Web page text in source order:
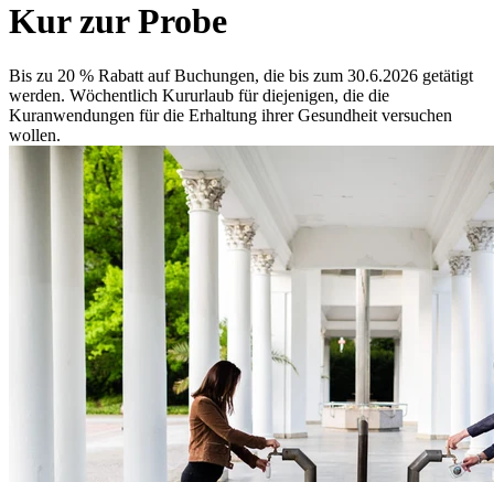
Kur zur Probe
Bis zu 20 % Rabatt auf Buchungen, die bis zum 30.6.2026 getätigt
werden. Wöchentlich Kururlaub für diejenigen, die die
Kuranwendungen für die Erhaltung ihrer Gesundheit versuchen
wollen.